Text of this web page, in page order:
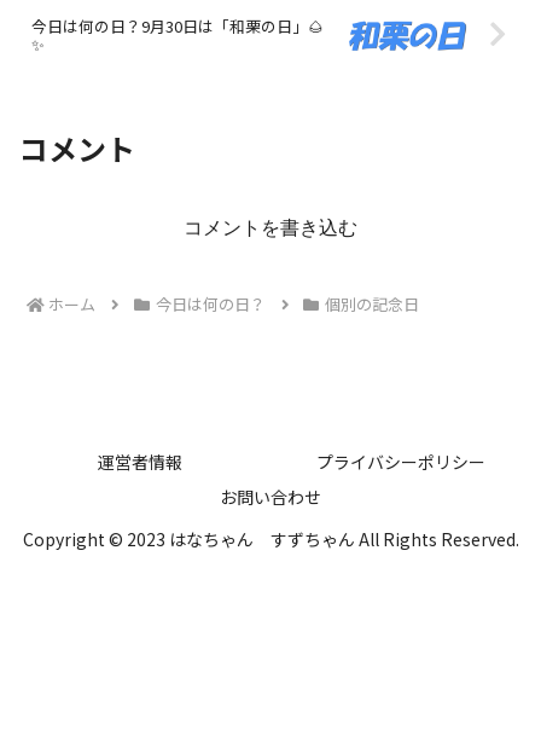
今日は何の日？9月30日は「和栗の日」🌰
✨
コメント
コメントを書き込む
ホーム 今日は何の日？ 個別の記念日
運営者情報
プライバシーポリシー
お問い合わせ
Copyright © 2023 はなちゃん すずちゃん All Rights Reserved.